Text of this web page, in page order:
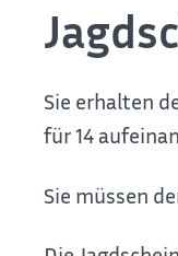
Sie erhalten
für 14
Sie müssen